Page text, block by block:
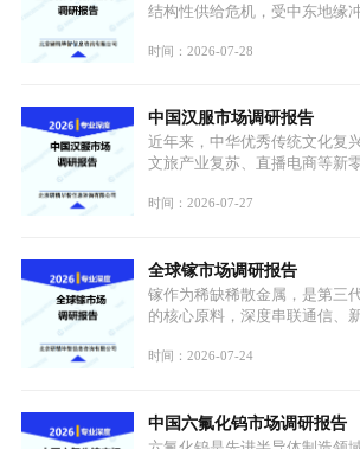
结构性供给危机，受中东地缘
停产，行业长期维持寡头垄断
价无市”的供给真空，并沿高频
AI服务器、5G基站等高端电子
链生产、成本、交付均承受巨
时间：2026-07-28
中国汉服市场调研报告
近年来，中华优秀传统文化复
文旅产业复苏、直播电商等新
服不再局限于传统节日、古风
重要载体。同时，行业标准落
创设计能力提升，进一步夯实
统服饰品牌、文旅企业等跨界
时间：2026-07-27
全球镓市场调研报告
镓作为稀缺稀散金属，是第三
的核心原料，深度串联通信、
与大国科技博弈的关键战略资
领域渗透”的战略体系，成为全
需资源。
时间：2026-07-24
中国六氟化钨市场调研报告